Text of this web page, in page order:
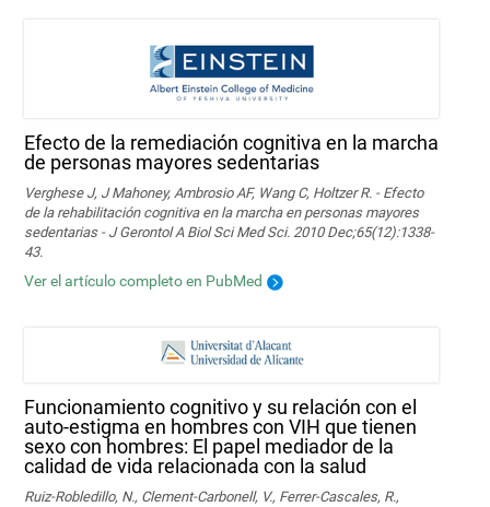
Efecto de la remediación cognitiva en la marcha
de personas mayores sedentarias
Verghese J, J Mahoney, Ambrosio AF, Wang C, Holtzer R. - Efecto
de la rehabilitación cognitiva en la marcha en personas mayores
sedentarias - J Gerontol A Biol Sci Med Sci. 2010 Dec;65(12):1338-
43.
Ver el artículo completo en PubMed
Funcionamiento cognitivo y su relación con el
auto-estigma en hombres con VIH que tienen
sexo con hombres: El papel mediador de la
calidad de vida relacionada con la salud
Ruiz-Robledillo, N., Clement-Carbonell, V., Ferrer-Cascales, R.,